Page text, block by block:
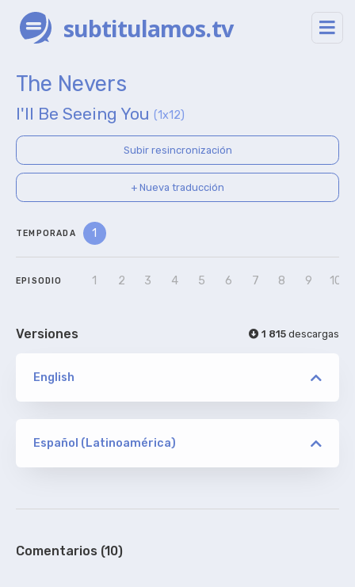
subtitulamos.tv
The Nevers
I'll Be Seeing You (1x12)
Subir resincronización
+ Nueva traducción
TEMPORADA 1
EPISODIO 1 2 3 4 5 6 7 8 9 10
Versiones 1 815 descargas
English
SNAKE
ORIGINAL carochristie
Español (Latinoamérica)
SNAKE
Comentarios (10)